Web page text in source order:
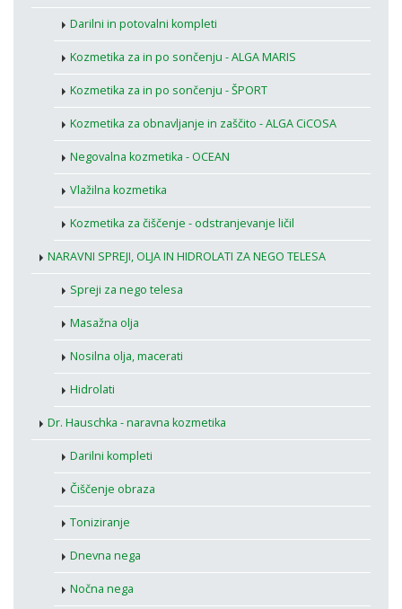
Darilni in potovalni kompleti
Kozmetika za in po sončenju - ALGA MARIS
Kozmetika za in po sončenju - ŠPORT
Kozmetika za obnavljanje in zaščito - ALGA CiCOSA
Negovalna kozmetika - OCEAN
Vlažilna kozmetika
Kozmetika za čiščenje - odstranjevanje ličil
NARAVNI SPREJI, OLJA IN HIDROLATI ZA NEGO TELESA
Spreji za nego telesa
Masažna olja
Nosilna olja, macerati
Hidrolati
Dr. Hauschka - naravna kozmetika
Darilni kompleti
Čiščenje obraza
Toniziranje
Dnevna nega
Nočna nega